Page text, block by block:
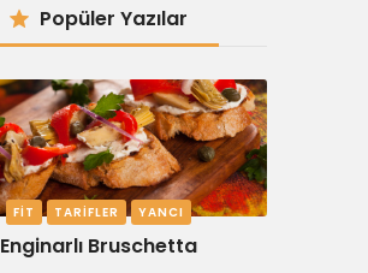
Popüler Yazılar
FIT TARIFLER YANCI
Enginarlı Bruschetta